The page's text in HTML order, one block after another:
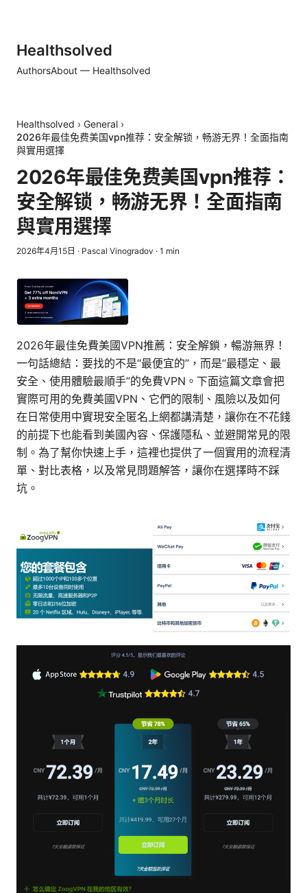
Healthsolved
AuthorsAbout — Healthsolved
Healthsolved › General ›
2026年最佳免费美国vpn推荐：安全解锁，畅游无界！全面指南
與實用選擇
2026年最佳免费美国vpn推荐：
安全解锁，畅游无界！全面指南
與實用選擇
2026年4月15日 · Pascal Vinogradov · 1 min
2026年最佳免費美國VPN推薦：安全解鎖，暢游無界！
一句話總結：要找的不是“最便宜的”，而是“最穩定、最
安全、使用體驗最順手”的免費VPN。下面這篇文章會把
實際可用的免費美國VPN、它們的限制、風險以及如何
在日常使用中實現安全匿名上網都講清楚，讓你在不花錢
的前提下也能看到美國內容、保護隱私、並避開常見的限
制。為了幫你快速上手，這裡也提供了一個實用的流程清
單、對比表格，以及常見問題解答，讓你在選擇時不踩
坑。